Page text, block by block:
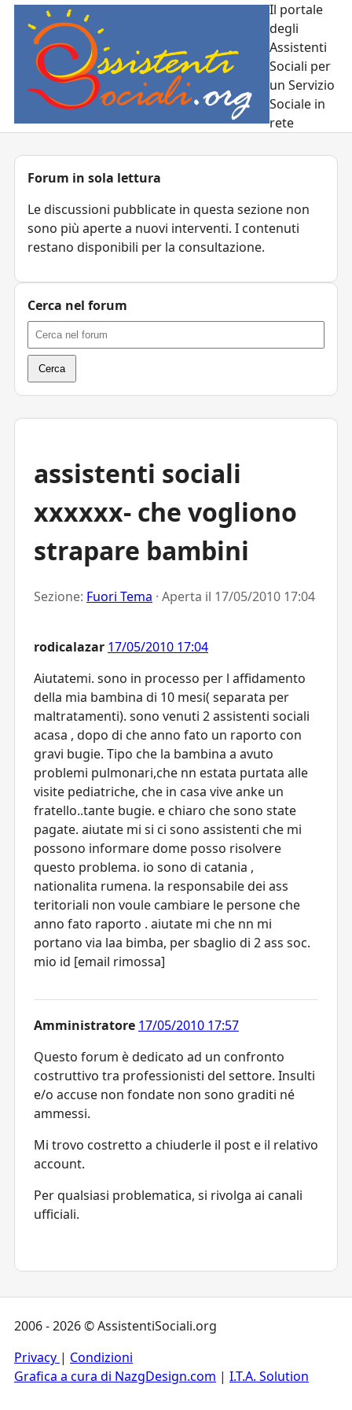
Il portale
degli
Assistenti
Sociali per
un Servizio
Sociale in
rete
assistenti sociali
xxxxxx- che vogliono
strapare bambini
Sezione: Fuori Tema · Aperta il 17/05/2010 17:04
rodicalazar 17/05/2010 17:04
Aiutatemi. sono in processo per l affidamento
della mia bambina di 10 mesi( separata per
maltratamenti). sono venuti 2 assistenti sociali
acasa , dopo di che anno fato un raporto con
gravi bugie. Tipo che la bambina a avuto
problemi pulmonari,che nn estata purtata alle
visite pediatriche, che in casa vive anke un
fratello..tante bugie. e chiaro che sono state
pagate. aiutate mi si ci sono assistenti che mi
possono informare dome posso risolvere
questo problema. io sono di catania ,
nationalita rumena. la responsabile dei ass
teritoriali non voule cambiare le persone che
anno fato raporto . aiutate mi che nn mi
portano via laa bimba, per sbaglio di 2 ass soc.
mio id [email rimossa]
Amministratore 17/05/2010 17:57
Questo forum è dedicato ad un confronto
costruttivo tra professionisti del settore. Insulti
e/o accuse non fondate non sono graditi né
ammessi.
Mi trovo costretto a chiuderle il post e il relativo
account.
Per qualsiasi problematica, si rivolga ai canali
ufficiali.
Forum in sola lettura
Le discussioni pubblicate in questa sezione non
sono più aperte a nuovi interventi. I contenuti
restano disponibili per la consultazione.
Cerca nel forum
Cerca
2006 - 2026 © AssistentiSociali.org
Privacy | Condizioni
Grafica a cura di NazgDesign.com | I.T.A. Solution